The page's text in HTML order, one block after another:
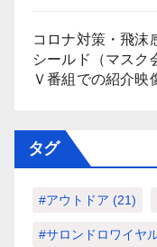
コロナ対策・飛沫
シールド（マスク
Ｖ番組での紹介映
タグ
#アウトドア (21)
#サロンドロワイヤ